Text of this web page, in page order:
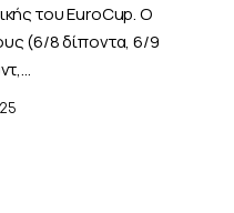
του EuroCup. Ο
(6/8 δίποντα, 6/9